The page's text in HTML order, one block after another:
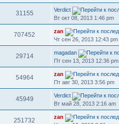
31155
Verdict
Вт окт 08, 2013 1:46 pm
707452
zan
Чт сен 26, 2013 12:43 pm
29714
magadan
Пт сен 13, 2013 12:36 pm
54964
zan
Пт авг 30, 2013 3:56 pm
45949
Verdict
Вт май 28, 2013 2:16 am
251732
zan